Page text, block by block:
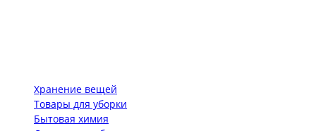
Хранение вещей
Товары для уборки
Бытовая химия